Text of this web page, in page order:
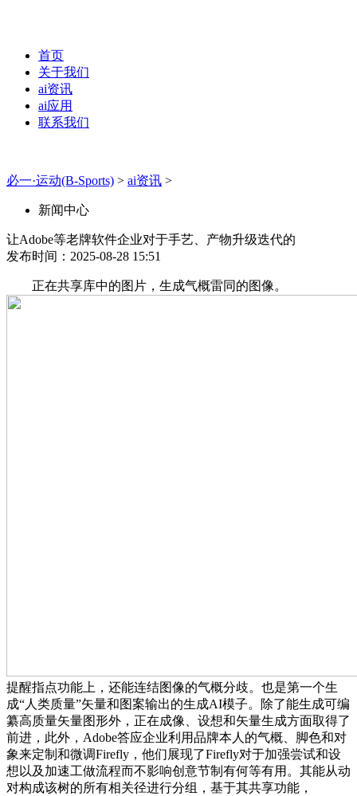
首页
关于我们
ai资讯
ai应用
联系我们
必一·运动(B-Sports) > ai资讯 >
新闻中心
让Adobe等老牌软件企业对于手艺、产物升级迭代的
发布时间：2025-08-28 15:51
正在共享库中的图片，生成气概雷同的图像。
提醒指点功能上，还能连结图像的气概分歧。也是第一个生
成“人类质量”矢量和图案输出的生成AI模子。除了能生成可编
纂高质量矢量图形外，正在成像、设想和矢量生成方面取得了
前进，此外，Adobe答应企业利用品牌本人的气概、脚色和对
象来定制和微调Firefly，他们展现了Firefly对于加强尝试和设
想以及加速工做流程而不影响创意节制有何等有用。其能从动
对构成该树的所有相关径进行分组，基于其共享功能，